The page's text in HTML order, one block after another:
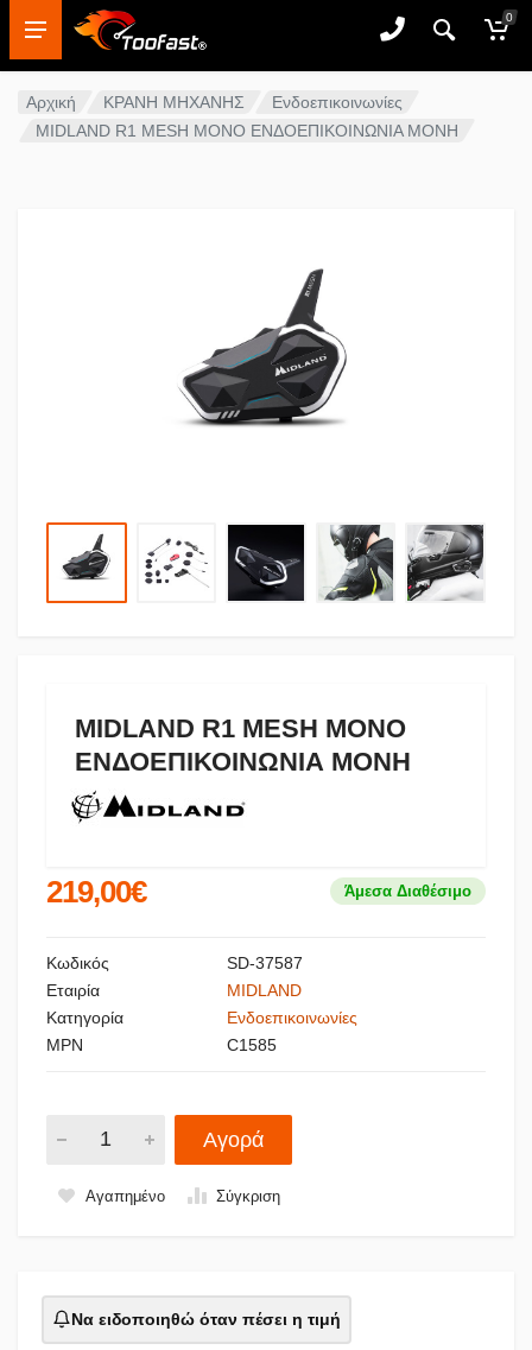
0
Αρχική ΚΡΑΝΗ ΜΗΧΑΝΗΣ
Ενδοεπικοινωνίες
MIDLAND R1 MESH MONO ΕΝΔΟΕΠΙΚΟΙΝΩΝΙΑ ΜΟΝΗ
MIDLAND R1 MESH MONO
ΕΝΔΟΕΠΙΚΟΙΝΩΝΙΑ ΜΟΝΗ
219,00€ Άμεσα Διαθέσιμο
Κωδικός
SD-37587
Εταιρία
MIDLAND
Κατηγορία
Ενδοεπικοινωνίες
MPN
C1585
Αγορά
Αγαπημένο Σύγκριση
Να ειδοποιηθώ όταν πέσει η τιμή